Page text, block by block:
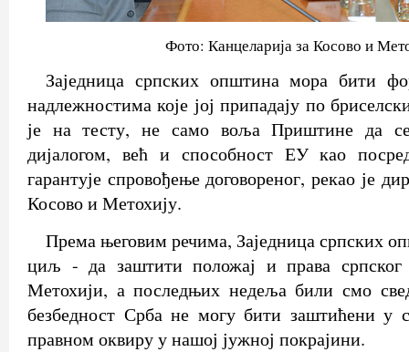
Фото: Канцеларија за Косово и
Заједница српских општина мора бити
надлежностима које јој припадају по
је на тесту, не само воља Приштине да
дијалогом, већ и способност ЕУ као
гарантује спровођење договореног, рекао је
Косово и Метохију.
Према његовим речима, Заједница српских
циљ - да заштити положај и права
Метохији, а последњих недеља били смо
безбедност Срба не могу бити заштићени у
правном оквиру у нашој јужној покрајини.